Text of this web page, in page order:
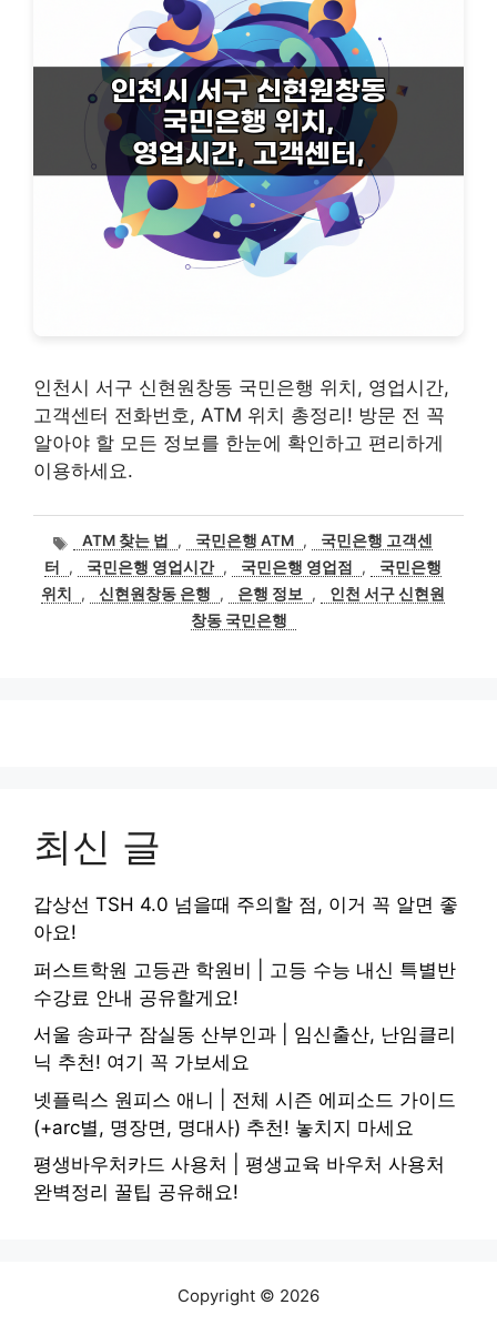
인천시 서구 신현원창동 국민은행 위치, 영업시간,
고객센터 전화번호, ATM 위치 총정리! 방문 전 꼭
알아야 할 모든 정보를 한눈에 확인하고 편리하게
이용하세요.
태ATM 찾는 법 , 국민은행 ATM ,
국민은행 고객센
터
, 국민은행 영업시간 , 국민은행 영업점 ,
국민은행
위치
, 신현원창동 은행 , 은행 정보 ,
인천 서구 신현원
창동 국민은행
최신 글
갑상선 TSH 4.0 넘을때 주의할 점, 이거 꼭 알면 좋
아요!
퍼스트학원 고등관 학원비 | 고등 수능 내신 특별반
수강료 안내 공유할게요!
서울 송파구 잠실동 산부인과 | 임신출산, 난임클리
닉 추천! 여기 꼭 가보세요
넷플릭스 원피스 애니 | 전체 시즌 에피소드 가이드
(+arc별, 명장면, 명대사) 추천! 놓치지 마세요
평생바우처카드 사용처 | 평생교육 바우처 사용처
완벽정리 꿀팁 공유해요!
Copyright © 2026